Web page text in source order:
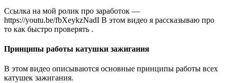
Ссылка на мой ролик про заработок —
https://youtu.be/fbXeykzNadI В этом видео я рассказываю про
то как быстро проверять .
Принципы работы катушки зажигания
В этом видео описываются основные принципы работы всех
катушек зажигания.